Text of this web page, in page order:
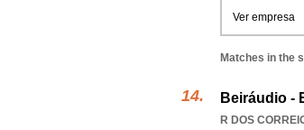
Ver empresa
Matches in the
Beiráudio -
R DOS